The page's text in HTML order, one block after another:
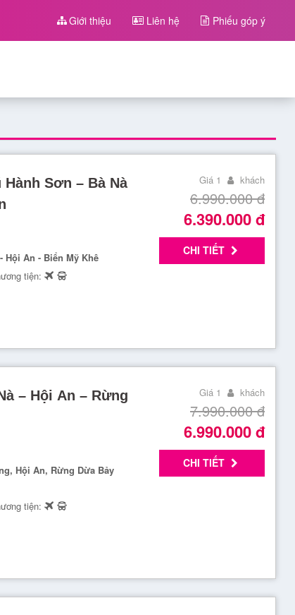
Giới thiệu Liên hệ Phiếu góp ý
Sơn – Bà Nà
Hội An - Biển Mỹ Khê
tiện:
Giá 1 khách
6.990.000đ
6.390.000đ
CHI TIẾT
– Hội An – Rừng
Hội An, Rừng Dừa Bảy
tiện:
Giá 1 khách
7.990.000đ
6.990.000đ
CHI TIẾT